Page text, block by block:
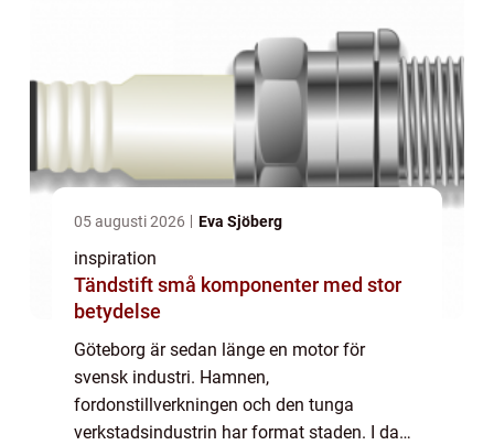
05 augusti 2026 Eva Sjöberg
inspiration
Tändstift små komponenter med stor
betydelse
Göteborg är sedan länge en motor för
svensk industri. Hamnen,
fordonstillverkningen och den tunga
verkstadsindustrin har format staden. I dag